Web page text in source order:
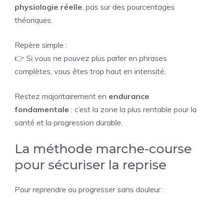
physiologie réelle , pas sur des pourcentages
théoriques.
Repère simple :
👉 Si vous ne pouvez plus parler en phrases
complètes, vous êtes trop haut en intensité.
Restez majoritairement en endurance
fondamentale : c’est la zone la plus rentable pour la
santé et la progression durable.
La méthode marche-course
pour sécuriser la reprise
Pour reprendre ou progresser sans douleur :